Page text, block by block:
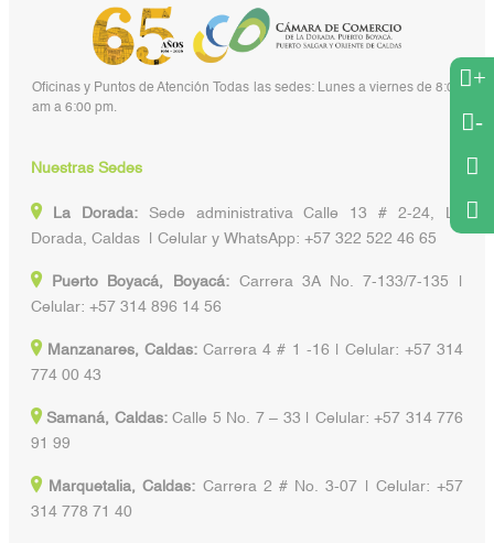
+
-
Oficinas y Puntos de Atención Todas las sedes: Lunes a viernes de 8:00
am a 6:00 pm.
Nuestras Sedes
La Dorada:Sede administrativa Calle 13 # 2-24, La
Dorada, Caldas | Celular y WhatsApp: +57 322 522 46 65
Puerto Boyacá, Boyacá:Carrera 3A No. 7-133/7-135 |
Celular: +57 314 896 14 56
Manzanares, Caldas: Carrera 4 # 1 -16 | Celular: +57 314
774 00 43
Samaná, Caldas:Calle 5 No. 7 – 33 | Celular: +57 314 776
91 99
Marquetalia, Caldas: Carrera 2 # No. 3-07 | Celular: +57
314 778 71 40